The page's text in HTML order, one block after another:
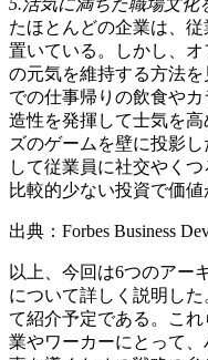
たほとんどの企業は、
置いている。しかし、
の元気を維持する方法
での仕事帰りの飲食や
造性を発揮して士気を
ズのゲームを壁に投影
して従業員に社交やく
比較的少ない投資で価値
出典： Forbes Business
以上、今回は6つのアー
について詳しく説明した
て紹介予定である。こ
業やワーカーにとって